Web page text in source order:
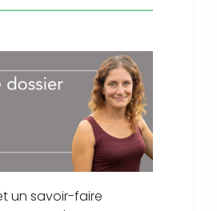
un savoir-faire